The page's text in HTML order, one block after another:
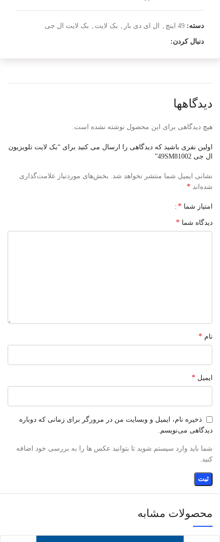
دسته: 49 اینچ ال ای دی بار بک لایت بک لایت ال جی
دنبال کردن:
دیدگاهها
هیچ دیدگاهی برای این محصول نوشته نشده است.
اولین نفری باشید که دیدگاهی را ارسال می کنید برای “بک لایت تلویزیون
ال جی 49SM81002”
نشانی ایمیل شما منتشر نخواهد شد.
بخش‌های موردنیاز علامت‌گذاری
شده‌اند *
امتیاز شما *
دیدگاه شما *
نام *
ایمیل *
ذخیره نام، ایمیل و وبسایت من در مرورگر برای زمانی که دوباره
دیدگاهی می‌نویسم.
شما باید وارد سیستم شوید تا بتوانید عکس ها را به بررسی خود اضافه
کنید.
محصولات مشابه